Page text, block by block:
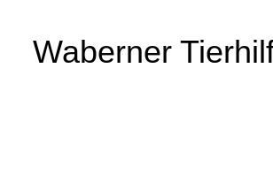
Waberner